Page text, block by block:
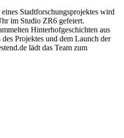
Stadtforschungsprojektes wird
im Studio ZR6 gefeiert.
Hinterhofgeschichten aus
Projektes und dem Launch der
lädt das Team zum